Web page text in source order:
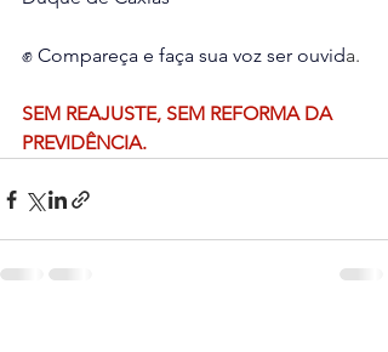
✊ Compareça e faça sua voz ser ouvida.
SEM REAJUSTE, SEM REFORMA DA
PREVIDÊNCIA.